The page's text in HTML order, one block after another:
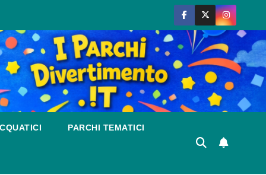
PARCHI TEMATICI